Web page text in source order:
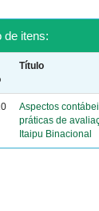
de itens:
Título
Aspectos
práticas de
Itaipu Binacional